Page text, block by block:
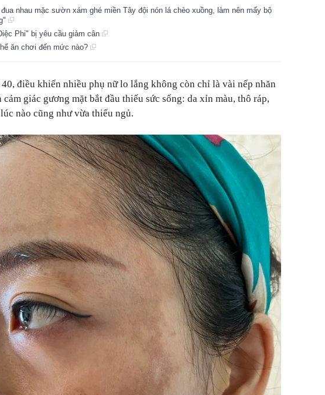
nhau mặc sườn xám ghé miền Tây đội nón lá chèo xuồng, làm nên mấy bộ
Phi" bị yêu cầu giảm cân
ăn chơi đến mức nào?
điều khiến nhiều phụ nữ lo lắng không còn chỉ là vài nếp nhăn
giác gương mặt bắt đầu thiếu sức sống: da xỉn màu, thô ráp,
nào cũng như vừa thiếu ngủ.